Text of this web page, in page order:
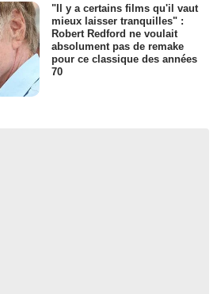
"Il y a certains films qu'il vaut
mieux laisser tranquilles" :
Robert Redford ne voulait
absolument pas de remake
pour ce classique des années
70